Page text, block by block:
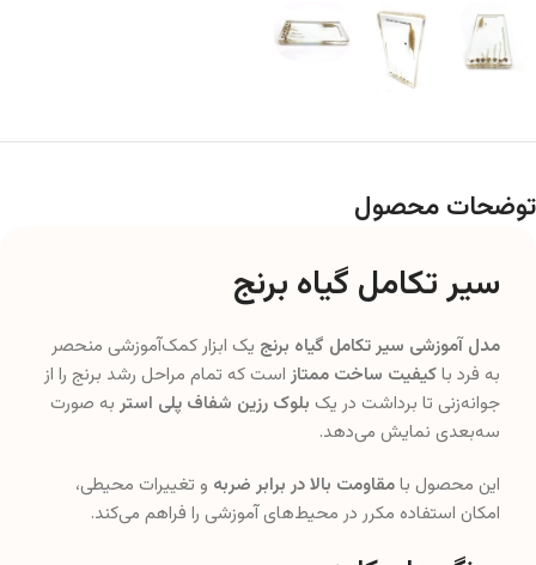
توضحات محصول
سیر تکامل گیاه برنج
مدل آموزشی سیر تکامل گیاه برنج یک ابزار کمک‌آموزشی منحصر
به فرد باکیفیت ساخت ممتازاست که تمام مراحل رشد برنج را از
جوانه‌زنی تا برداشت در یک بلوک رزین شفاف پلی استربه صورت
سه‌بعدی نمایش می‌دهد.
این محصول بامقاومت بالا در برابر ضربه و تغییرات محیطی،
امکان استفاده مکرر در محیط‌های آموزشی را فراهم می‌کند.